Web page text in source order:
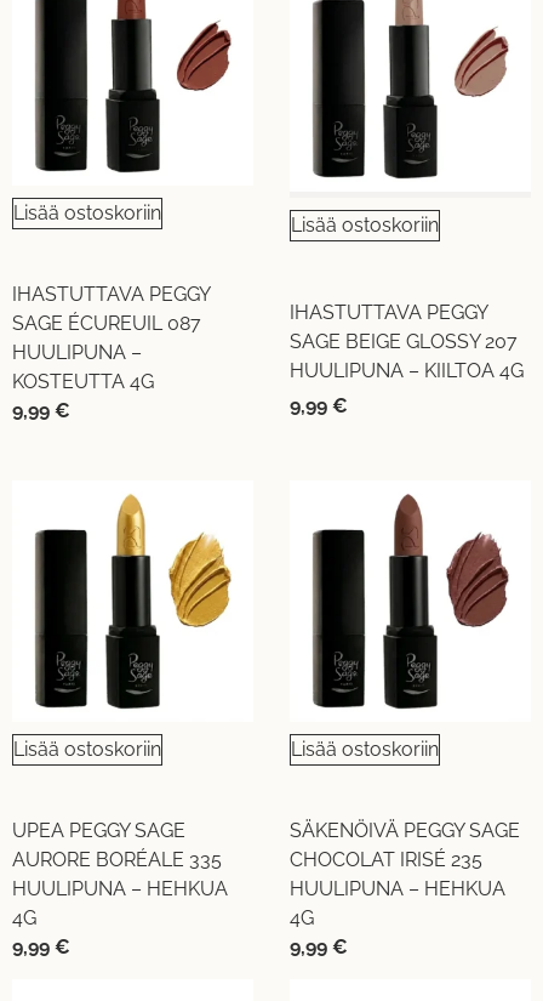
Lisää ostoskoriin
IHASTUTTAVA PEGGY
SAGE ÉCUREUIL 087
HUULIPUNA –
KOSTEUTTA 4G
9,99 €
Lisää ostoskoriin
IHASTUTTAVA PEGGY
SAGE BEIGE GLOSSY 207
HUULIPUNA – KIILTOA 4G
9,99 €
Lisää ostoskoriin
UPEA PEGGY SAGE
AURORE BORÉALE 335
HUULIPUNA – HEHKUA
4G
9,99 €
Lisää ostoskoriin
SÄKENÖIVÄ PEGGY SAGE
CHOCOLAT IRISÉ 235
HUULIPUNA – HEHKUA
4G
9,99 €